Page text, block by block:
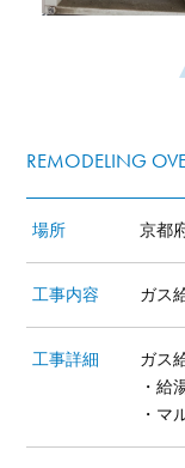
REMODELING
場所 京都
工事内容 ガス
工事詳細
ガス
・給
・マ